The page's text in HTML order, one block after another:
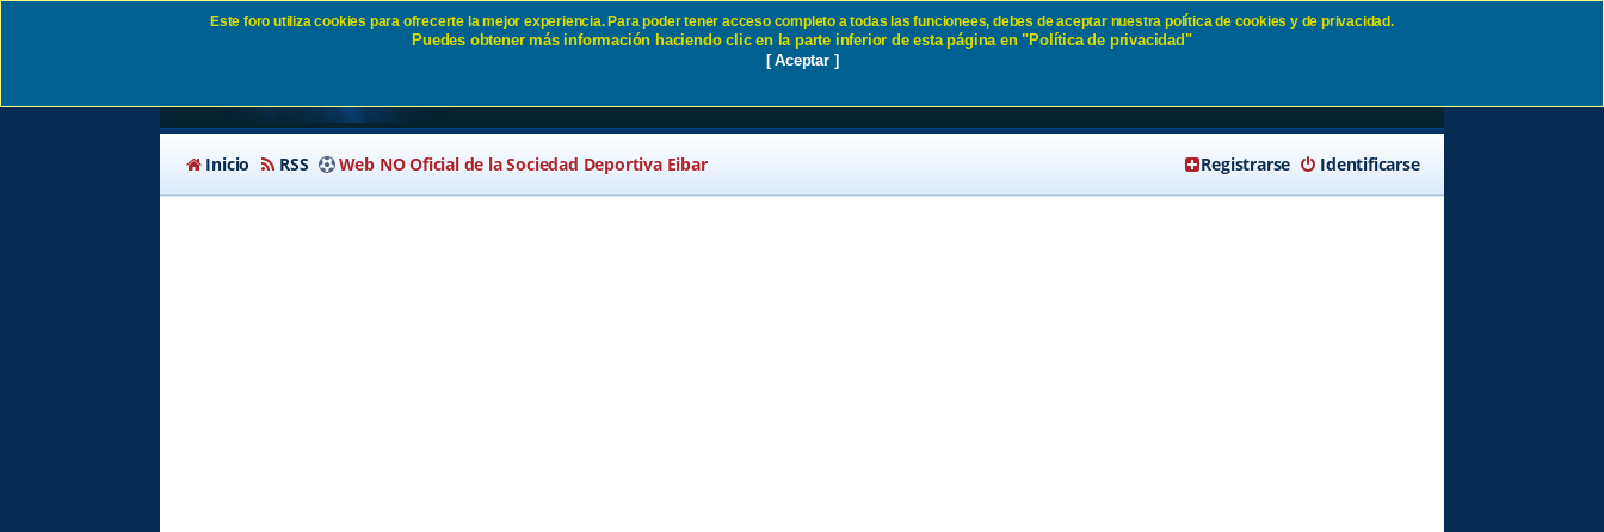
Política de privacidad SD Eibar
Inicio RSS Web NO Oficial de la Sociedad Deportiva Eibar Identificarse
Registrarse
Este foro utiliza cookies para ofrecerte la mejor experiencia. Para poder tener acceso completo a todas las funcionees, debes de aceptar nuestra política de cookies y de privacidad.
Puedes obtener más información haciendo clic en la parte inferior de esta página en "Política de privacidad"
[ Aceptar ]